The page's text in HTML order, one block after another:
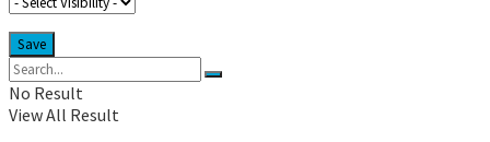
No Result
View All Result